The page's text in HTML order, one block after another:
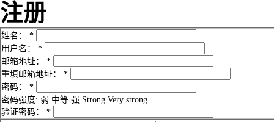
注册
姓名：
*
用户名：
*
邮箱地址：
*
重填邮箱地址：
*
密码：
*
密码强度: 弱 中等 强 Strong Very strong
验证密码：
*